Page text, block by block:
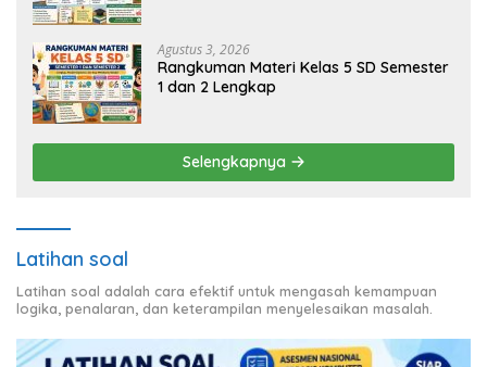
Agustus 3, 2026
Rangkuman Materi Kelas 5 SD Semester
1 dan 2 Lengkap
Selengkapnya
Latihan soal
Latihan soal adalah cara efektif untuk mengasah kemampuan
logika, penalaran, dan keterampilan menyelesaikan masalah.